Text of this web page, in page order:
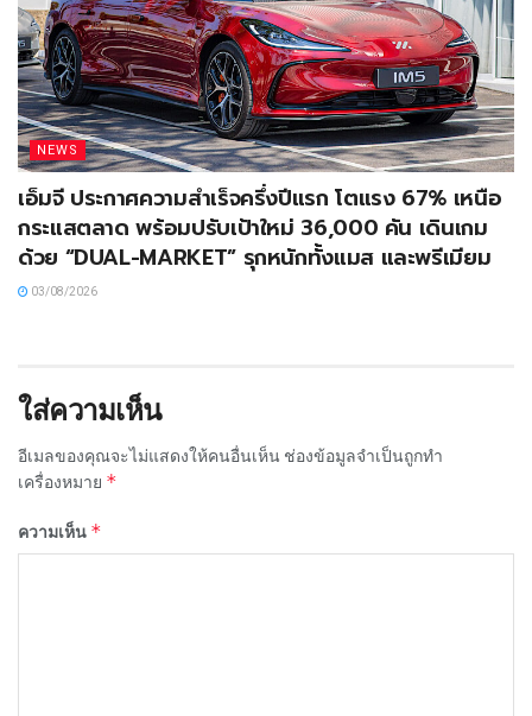
NEWS
เอ็มจี ประกาศความสำเร็จครึ่งปีแรก โตแรง 67% เหนือ
กระแสตลาด พร้อมปรับเป้าใหม่ 36,000 คัน เดินเกม
ด้วย “DUAL-MARKET” รุกหนักทั้งแมส และพรีเมียม
03/08/2026
ใส่ความเห็น
อีเมลของคุณจะไม่แสดงให้คนอื่นเห็น ช่องข้อมูลจำเป็นถูกทำ
เครื่องหมาย *
ความเห็น *